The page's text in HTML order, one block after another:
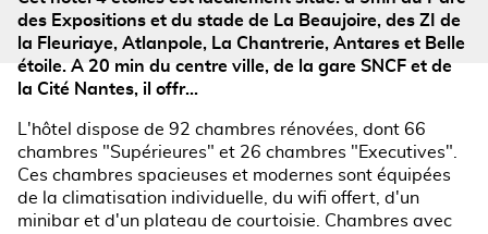
des Expositions et du stade de La Beaujoire, des ZI de
la Fleuriaye, Atlanpole, La Chantrerie, Antares et Belle
étoile. A 20 min du centre ville, de la gare SNCF et de
la Cité Nantes, il offr...
L'hôtel dispose de 92 chambres rénovées, dont 66
chambres "Supérieures" et 26 chambres "Executives".
Ces chambres spacieuses et modernes sont équipées
de la climatisation individuelle, du wifi offert, d'un
minibar et d'un plateau de courtoisie. Chambres avec